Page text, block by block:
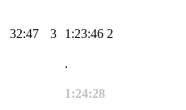
32:47 3 1:23:46 2
.
1:24:28